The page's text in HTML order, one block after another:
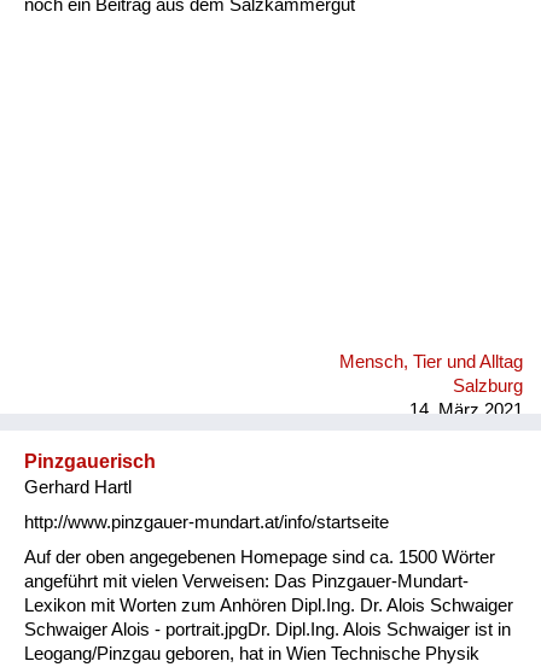
noch ein Beitrag aus dem Salzkammergut
Mensch, Tier und Alltag
Salzburg
14. März 2021
Pinzgauerisch
Gerhard Hartl
http://www.pinzgauer-mundart.at/info/startseite
Auf der oben angegebenen Homepage sind ca. 1500 Wörter
angeführt mit vielen Verweisen: Das Pinzgauer-Mundart-
Lexikon mit Worten zum Anhören Dipl.Ing. Dr. Alois Schwaiger
Schwaiger Alois - portrait.jpgDr. Dipl.Ing. Alois Schwaiger ist in
Leogang/Pinzgau geboren, hat in Wien Technische Physik